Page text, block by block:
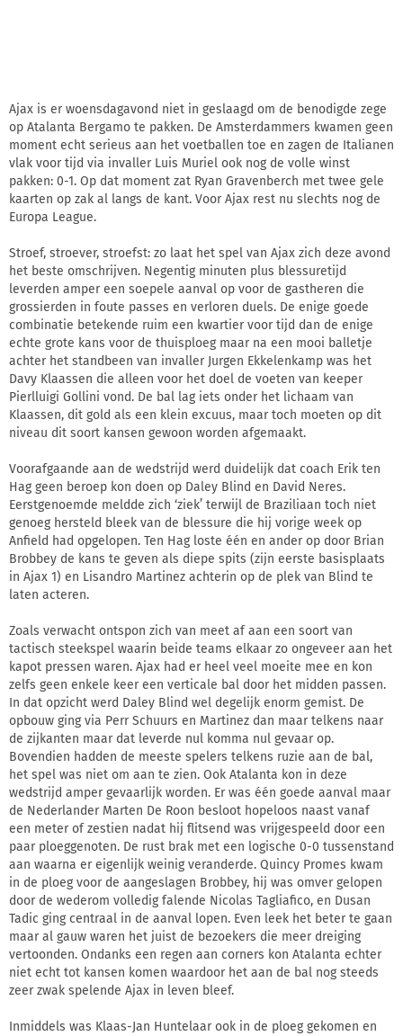
Ajax is er woensdagavond niet in geslaagd om de benodigde zege
op Atalanta Bergamo te pakken. De Amsterdammers kwamen geen
moment echt serieus aan het voetballen toe en zagen de Italianen
vlak voor tijd via invaller Luis Muriel ook nog de volle winst
pakken: 0-1. Op dat moment zat Ryan Gravenberch met twee gele
kaarten op zak al langs de kant. Voor Ajax rest nu slechts nog de
Europa League.
Stroef, stroever, stroefst: zo laat het spel van Ajax zich deze avond
het beste omschrijven. Negentig minuten plus blessuretijd
leverden amper een soepele aanval op voor de gastheren die
grossierden in foute passes en verloren duels. De enige goede
combinatie betekende ruim een kwartier voor tijd dan de enige
echte grote kans voor de thuisploeg maar na een mooi balletje
achter het standbeen van invaller Jurgen Ekkelenkamp was het
Davy Klaassen die alleen voor het doel de voeten van keeper
Pierlluigi Gollini vond. De bal lag iets onder het lichaam van
Klaassen, dit gold als een klein excuus, maar toch moeten op dit
niveau dit soort kansen gewoon worden afgemaakt.
Voorafgaande aan de wedstrijd werd duidelijk dat coach Erik ten
Hag geen beroep kon doen op Daley Blind en David Neres.
Eerstgenoemde meldde zich ‘ziek’ terwijl de Braziliaan toch niet
genoeg hersteld bleek van de blessure die hij vorige week op
Anfield had opgelopen. Ten Hag loste één en ander op door Brian
Brobbey de kans te geven als diepe spits (zijn eerste basisplaats
in Ajax 1) en Lisandro Martinez achterin op de plek van Blind te
laten acteren.
Zoals verwacht ontspon zich van meet af aan een soort van
tactisch steekspel waarin beide teams elkaar zo ongeveer aan het
kapot pressen waren. Ajax had er heel veel moeite mee en kon
zelfs geen enkele keer een verticale bal door het midden passen.
In dat opzicht werd Daley Blind wel degelijk enorm gemist. De
opbouw ging via Perr Schuurs en Martinez dan maar telkens naar
de zijkanten maar dat leverde nul komma nul gevaar op.
Bovendien hadden de meeste spelers telkens ruzie aan de bal,
het spel was niet om aan te zien. Ook Atalanta kon in deze
wedstrijd amper gevaarlijk worden. Er was één goede aanval maar
de Nederlander Marten De Roon besloot hopeloos naast vanaf
een meter of zestien nadat hij flitsend was vrijgespeeld door een
paar ploeggenoten. De rust brak met een logische 0-0 tussenstand
aan waarna er eigenlijk weinig veranderde. Quincy Promes kwam
in de ploeg voor de aangeslagen Brobbey, hij was omver gelopen
door de wederom volledig falende Nicolas Tagliafico, en Dusan
Tadic ging centraal in de aanval lopen. Even leek het beter te gaan
maar al gauw waren het juist de bezoekers die meer dreiging
vertoonden. Ondanks een regen aan corners kon Atalanta echter
niet echt tot kansen komen waardoor het aan de bal nog steeds
zeer zwak spelende Ajax in leven bleef.
Inmiddels was Klaas-Jan Huntelaar ook in de ploeg gekomen en